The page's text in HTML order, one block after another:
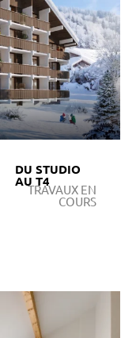
DU STUDIO
AU T4
TRAVAUX EN
COURS